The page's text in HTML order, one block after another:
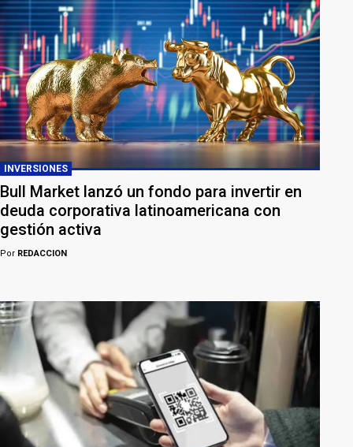
INVERSIONES
Bull Market lanzó un fondo para invertir en
deuda corporativa latinoamericana con
gestión activa
Por REDACCION